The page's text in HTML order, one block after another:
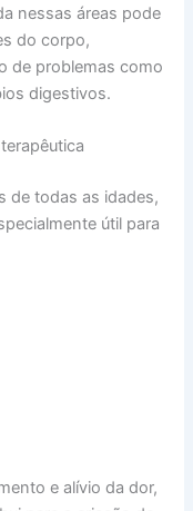
nessas áreas pode
do corpo,
de problemas como
digestivos.
de todas as idades,
útil para
e alívio da dor,